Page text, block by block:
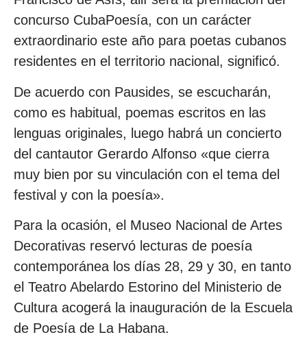
concurso CubaPoesía, con un carácter
extraordinario este año para poetas cubanos
residentes en el territorio nacional, significó.
De acuerdo con Pausides, se escucharán,
como es habitual, poemas escritos en las
lenguas originales, luego habrá un concierto
del cantautor Gerardo Alfonso «que cierra
muy bien por su vinculación con el tema del
festival y con la poesía».
Para la ocasión, el Museo Nacional de Artes
Decorativas reservó lecturas de poesía
contemporánea los días 28, 29 y 30, en tanto
el Teatro Abelardo Estorino del Ministerio de
Cultura acogerá la inauguración de la Escuela
de Poesía de La Habana.